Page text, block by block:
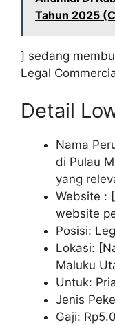
Tahun 2025
] sedang
Legal
Detail
Nama
di Pulau
yang
Website :
website
Posisi:
Lokasi:
Maluku
Untuk:
Jenis
Gaji: Rp